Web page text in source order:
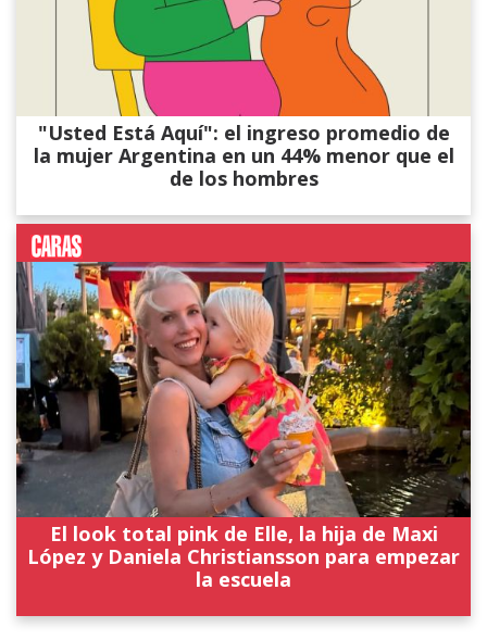
"Usted Está Aquí": el ingreso promedio de
la mujer Argentina en un 44% menor que el
de los hombres
El look total pink de Elle, la hija de Maxi
López y Daniela Christiansson para empezar
la escuela